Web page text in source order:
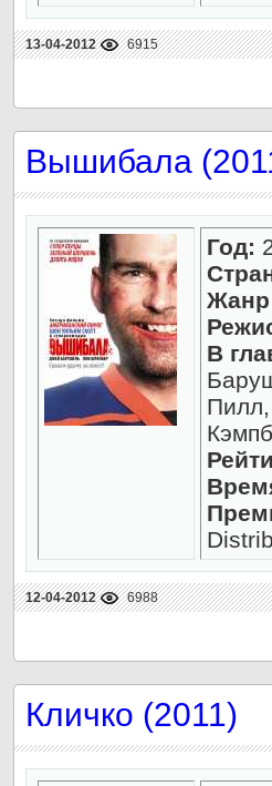
13-04-2012 6915
Вышибала
Год:
В
12-04-2012 6988
Кличко (2011)